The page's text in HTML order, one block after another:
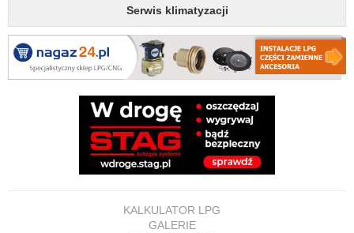
Serwis klimatyzacji
KALKULATOR LPG
GALERIE